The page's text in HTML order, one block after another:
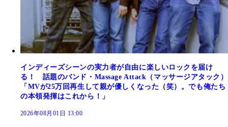
インディーズシーンの実力者が自由に楽しいロックを届け
る！ 話題のバンド・Massage Attack（マッサージアタック）
「MVが25万回再生して親が優しくなった（笑）。でも俺たち
の本領発揮はこれから！」
2026年08月01日 13:00